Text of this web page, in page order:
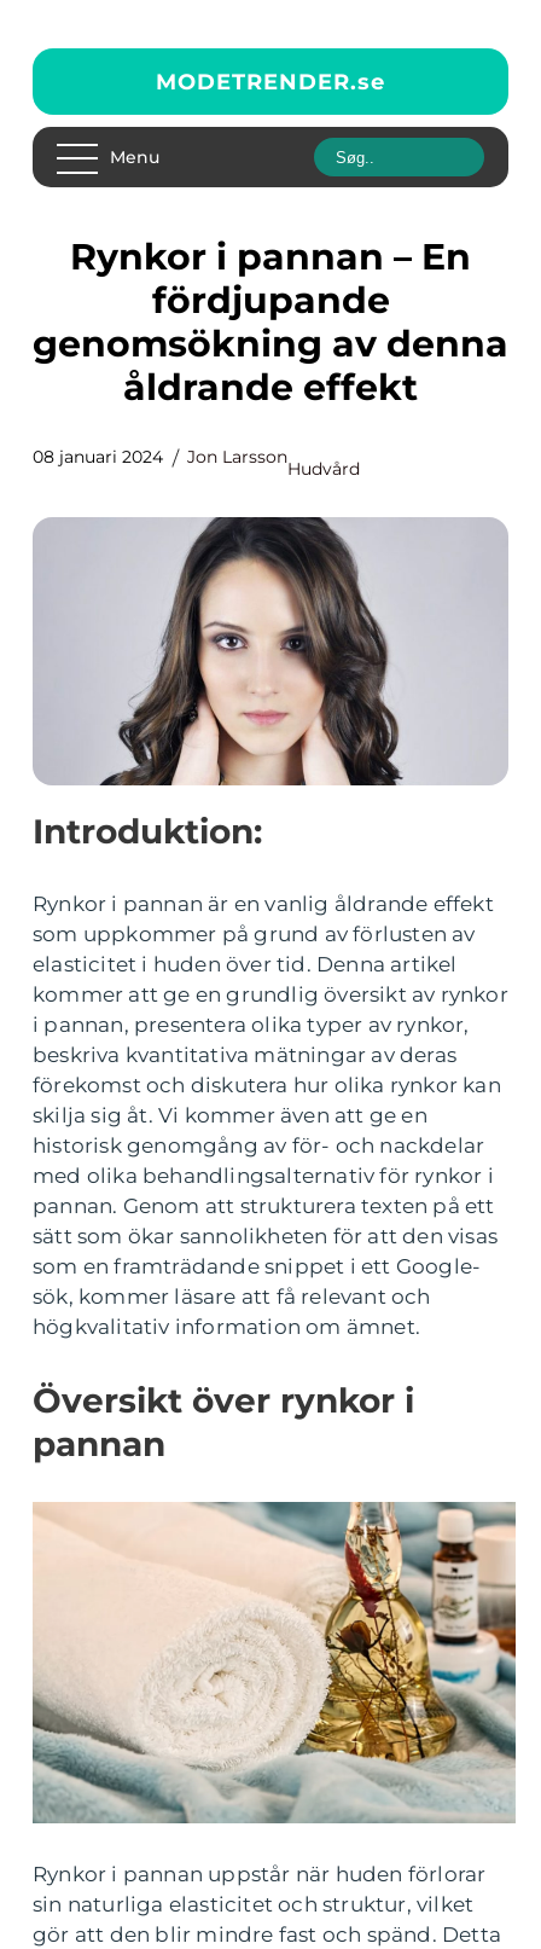
MODETRENDER.se
Menu
Rynkor i pannan – En
fördjupande
genomsökning av denna
åldrande effekt
08 januari 2024 Jon Larsson
Hudvård
Introduktion:
Rynkor i pannan är en vanlig åldrande effekt
som uppkommer på grund av förlusten av
elasticitet i huden över tid. Denna artikel
kommer att ge en grundlig översikt av rynkor
i pannan, presentera olika typer av rynkor,
beskriva kvantitativa mätningar av deras
förekomst och diskutera hur olika rynkor kan
skilja sig åt. Vi kommer även att ge en
historisk genomgång av för- och nackdelar
med olika behandlingsalternativ för rynkor i
pannan. Genom att strukturera texten på ett
sätt som ökar sannolikheten för att den visas
som en framträdande snippet i ett Google-
sök, kommer läsare att få relevant och
högkvalitativ information om ämnet.
Översikt över rynkor i
pannan
Rynkor i pannan uppstår när huden förlorar
sin naturliga elasticitet och struktur, vilket
gör att den blir mindre fast och spänd. Detta